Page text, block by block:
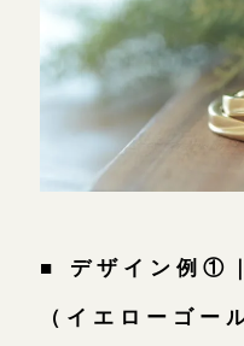
■ デザイン例①
（イエローゴー